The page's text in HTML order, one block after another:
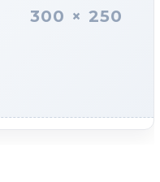
300 × 250